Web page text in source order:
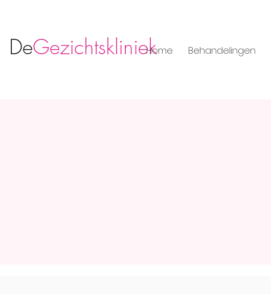
DeGezichtskliniekHome Behandelingen